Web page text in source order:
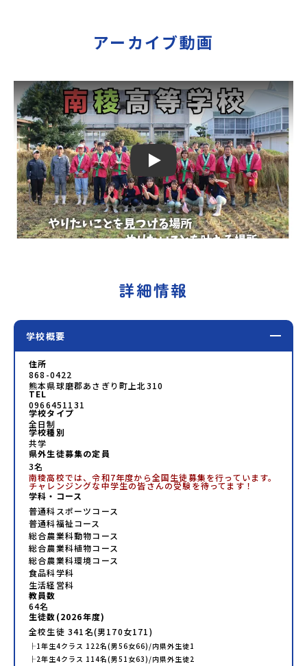
ご連絡いたします。【申し込み受付期間】5月21日(木)12：
00 から 6月4日(木) 12：00まで疑問も不安もワクワクに変え
向けにZoomでのオンライン配信を行います。知りたい情報
のレベルに合わせて、以下の2つのステップをご活用くださ
い。【STEP 1】全体オンライン説明会（アーカイブ動画を公
開中！）〜まずは「おためし地域留学」を知りたい方へ〜日
本全国20以上の地域から選んで参加できる「おためし地域留
学」の全体像や魅力について、説明会を開催しました。中学
生一人での参加にあたり、保護者様が特に気になる「安全
面」や「事務局のサポート体制」についても詳しく解説して
います。ぜひ、ご自宅からお気軽にご視聴ください。🎬 [アー
カイブ動画を視聴する]YouTube：
https://youtu.be/Yt8nd04aNgA?
si=e5erbspvwz5O8_uF 【STEP 2】プログラム説明会〜
「あさぎり町」の内容を深掘りしたい方へ〜全体説明を聞い
お伝えします。日時：5月28日(木) 19：00〜20：00内容：あ
さぎり町ってどんなところ？プログラム詳細解説、質疑応答
あさぎり町＊4つの地域のプログラムを1時間でぎゅっとお届
けします。お申し込み：https://c-
人旅だけど大丈夫？」「どんな体験ができるの？」そんな保
護者様の不安や、中学生のみなさんの素朴な疑問にスタッフ
が直接お答えします。チャットでの質問も可能ですので、ぜ
ひご自宅からリラックスしてご参加ください。▼お申し込み
前に必ずご確認ください・参加規約への同意プログラムへの
参加申し込みいただく前に、「お申し込みに関する各規約」
への同意が必須となります。ご確認ください。・抽選による
参加者決定についてお申込みいただいた方の中から抽選の
上、締め切り日から1週間を目途に、お申し込み時に記入いた
だいたメールアドレス宛に「当選／落選メール」をお送りい
たします。当選者は、メールに記載された「当選確認フォー
ム」に３日以内に回答いただき、確認フォームの提出をもっ
て参加確定とさせていただきます。当選確認フォームの期日
までにご回答いただけない場合は、当選を取り消しとさせて
いただきます。当選取り消しがあった場合は、繰り上げ当選
者へご連絡させていただきます。登録メールアドレスの変更
をご希望の場合は下記の地域みらい留学公式LINEよりご連絡
をお願いします。※受信制限設定をしていると、通知メール
をお受け取りいただけません。その場合は、
「@miratabi.jp」からのメールを受信できるよう設定をお願
いいたします。※結果に関する個別のお問合せにはお答えし
ておりませんので、ご了承ください。・お申し込みについて
お申込はお一人様1回限りです。PC・スマートフォンからお
申込ください。申込後の内容変更はできません。お申込時
は、メールアドレスの入力間違いにご注意ください。・宿泊
アーカイブ動画
Play
詳細情報
学校概要
住所
868-0422
熊本県球磨郡あさぎり町上北310
TEL
0966451131
学校タイプ
全日制
学校種別
共学
県外生徒募集の定員
3名
南稜高校では、令和7年度から全国生徒募集を行っています。
チャレンジングな中学生の皆さんの受験を待ってます！
学科・コース
普通科スポーツコース
普通科福祉コース
総合農業科動物コース
総合農業科植物コース
総合農業科環境コース
食品科学科
生活経営科
教員数
64名
生徒数(2026年度)
全校生徒 341名(男170女171)
├1年生4クラス 122名(男56女66)/内県外生徒1
├2年生4クラス 114名(男51 女63)/内県外生徒2